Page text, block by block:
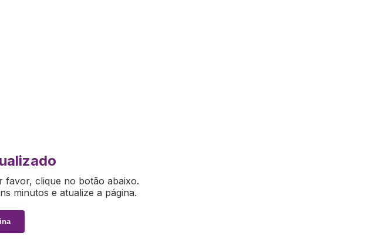
favor, clique no botão abaixo.
minutos e atualize a página.